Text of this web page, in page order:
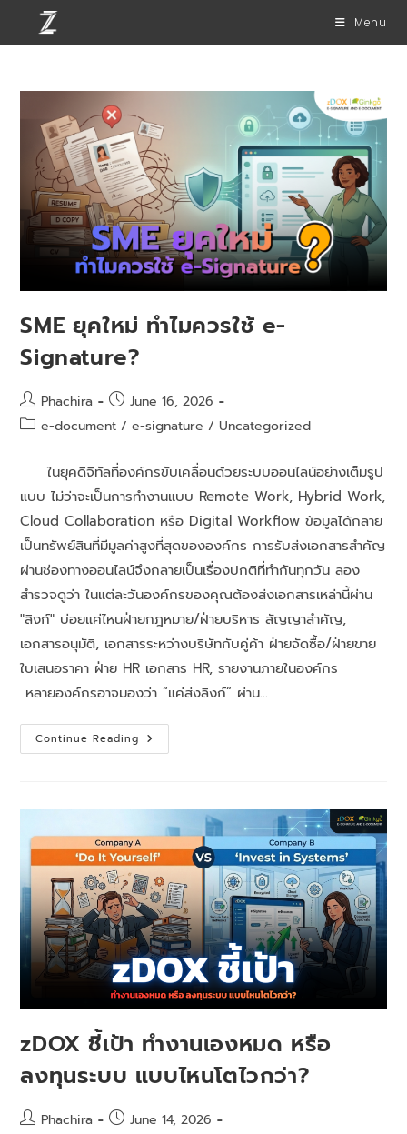
Menu
SME ยุคใหม่ ทำไมควรใช้ e-
Signature?
Phachira
June 16, 2026
e-document / e-signature / Uncategorized
ในยุคดิจิทัลที่องค์กรขับเคลื่อนด้วยระบบออนไลน์อย่างเต็มรูป
แบบ ไม่ว่าจะเป็นการทำงานแบบ Remote Work, Hybrid Work,
Cloud Collaboration หรือ Digital Workflow ข้อมูลได้กลาย
เป็นทรัพย์สินที่มีมูลค่าสูงที่สุดขององค์กร การรับส่งเอกสารสำคัญ
ผ่านช่องทางออนไลน์จึงกลายเป็นเรื่องปกติที่ทำกันทุกวัน ลอง
สำรวจดูว่า ในแต่ละวันองค์กรของคุณต้องส่งเอกสารเหล่านี้ผ่าน
"ลิงก์" บ่อยแค่ไหนฝ่ายกฎหมาย/ฝ่ายบริหาร สัญญาสำคัญ,
เอกสารอนุมัติ, เอกสารระหว่างบริษัทกับคู่ค้า ฝ่ายจัดซื้อ/ฝ่ายขาย
ใบเสนอราคา ฝ่าย HR เอกสาร HR, รายงานภายในองค์กร
หลายองค์กรอาจมองว่า “แค่ส่งลิงก์” ผ่าน…
Continue Reading
zDOX ชี้เป้า ทำงานเองหมด หรือ
ลงทุนระบบ แบบไหนโตไวกว่า?
Phachira
June 14, 2026